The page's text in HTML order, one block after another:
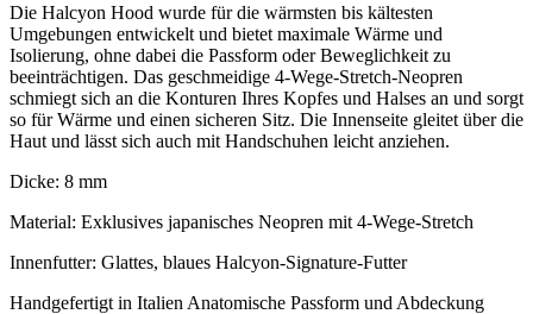
Die Halcyon Hood wurde für die wärmsten bis kältesten
Umgebungen entwickelt und bietet maximale Wärme und
Isolierung, ohne dabei die Passform oder Beweglichkeit zu
beeinträchtigen. Das geschmeidige 4-Wege-Stretch-Neopren
schmiegt sich an die Konturen Ihres Kopfes und Halses an und sorgt
so für Wärme und einen sicheren Sitz. Die Innenseite gleitet über die
Haut und lässt sich auch mit Handschuhen leicht anziehen.
Dicke: 8 mm
Material: Exklusives japanisches Neopren mit 4-Wege-Stretch
Innenfutter: Glattes, blaues Halcyon-Signature-Futter
Handgefertigt in Italien Anatomische Passform und Abdeckung